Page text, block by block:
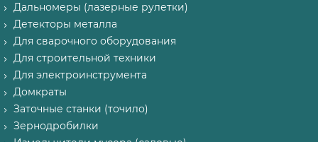
Дальномеры (лазерные рулетки)
Детекторы металла
Для сварочного оборудования
Для строительной техники
Для электроинструмента
Домкраты
Заточные станки (точило)
Зернодробилки